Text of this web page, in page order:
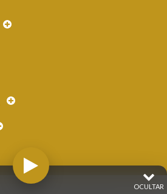
OCULTAR